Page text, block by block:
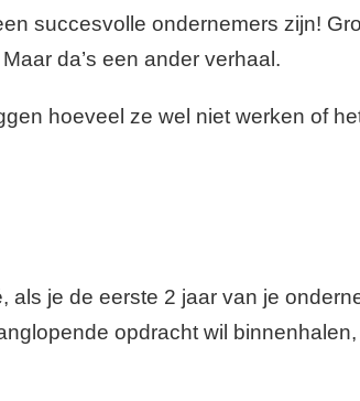
succesvolle ondernemers zijn!
da’s een ander verhaal.
hoeveel ze wel niet werken of
je de eerste 2 jaar van je
opdracht wil